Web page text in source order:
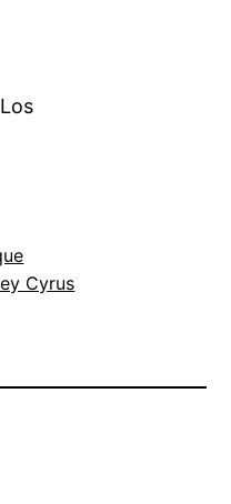
Cyrus